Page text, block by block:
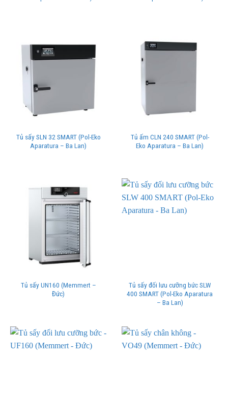
Tủ sấy SLN 32 SMART (Pol-Eko
Aparatura – Ba Lan)
Tủ ấm CLN 240 SMART (Pol-
Eko Aparatura – Ba Lan)
Tủ sấy UN160 (Memmert –
Đức)
Tủ sấy đối lưu cưỡng bức SLW
400 SMART (Pol-Eko Aparatura
– Ba Lan)